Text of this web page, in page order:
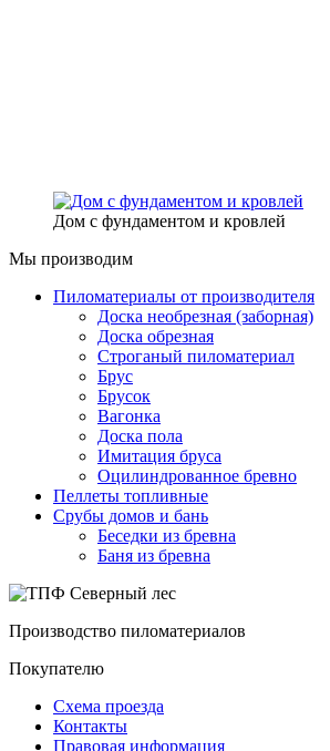
Дом с фундаментом и кровлей
Мы производим
Пиломатериалы от производителя
Доска необрезная (заборная)
Доска обрезная
Строганый пиломатериал
Брус
Брусок
Вагонка
Доска пола
Имитация бруса
Оцилиндрованное бревно
Пеллеты топливные
Срубы домов и бань
Беседки из бревна
Баня из бревна
Производство пиломатериалов
Покупателю
Схема проезда
Контакты
Правовая информация